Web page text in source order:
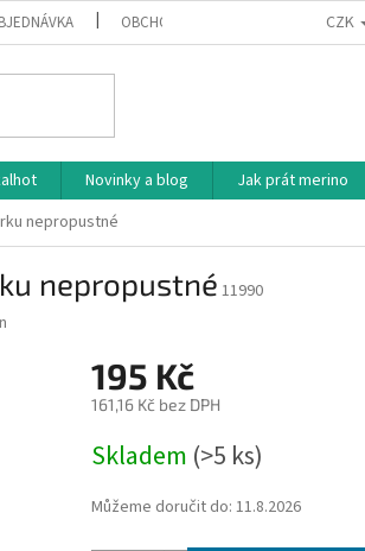
OBCHODNÍ PODMÍNKY CZK
Novinky a blog Jak prát merino
nepropustné
nepropustné 11990
195 Kč
161,16 Kč bez DPH
cena:
Skladem (>5 ks)
Můžeme doručit do: 11.8.2026